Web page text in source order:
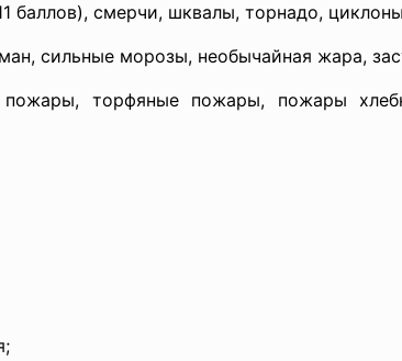
баллов), смерчи, шквалы, торнадо,
сильные морозы, необычайная жара,
торфяные пожары, пожары